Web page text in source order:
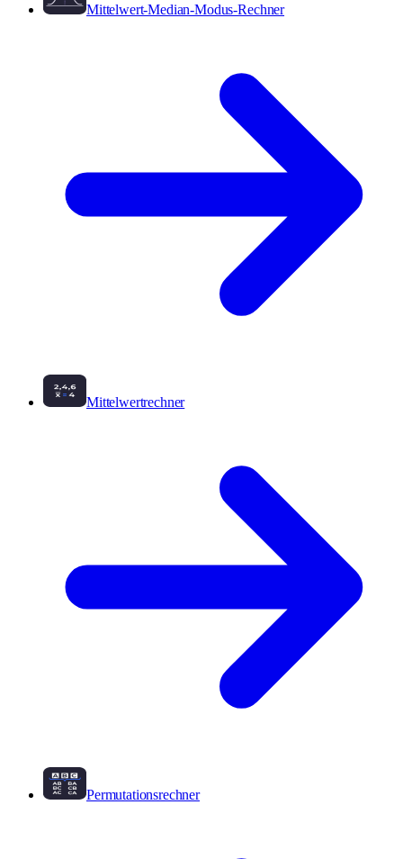
Mittelwert-Median-Modus-Rechner
Mittelwertrechner
Permutationsrechner